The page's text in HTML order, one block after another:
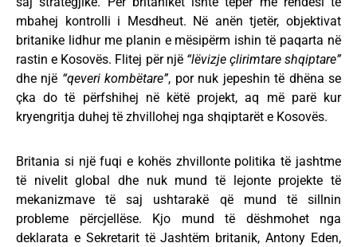
mbahej kontrolli i Mesdheut. Në anën tjetër, objektivat
britanike lidhur me planin e mësipërm ishin të paqarta në
rastin e Kosovës. Flitej për një “lëvizje çlirimtare shqiptare”
dhe një “qeveri kombëtare”, por nuk jepeshin të dhëna se
çka do të përfshihej në këtë projekt, aq më parë kur
kryengritja duhej të zhvillohej nga shqiptarët e Kosovës.
Britania si një fuqi e kohës zhvillonte politika të jashtme
të nivelit global dhe nuk mund të lejonte projekte të
mekanizmave të saj ushtarakë që mund të sillnin
probleme përcjellëse. Kjo mund të dëshmohet nga
deklarata e Sekretarit të Jashtëm britanik, Antony Eden,